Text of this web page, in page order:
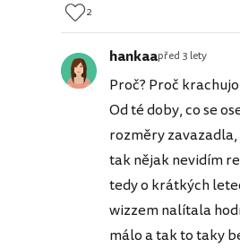
2
hankaapřed 3 lety
Proč? Proč
Od té doby, co se
rozměry
tak nějak nevidím
tedy o krátkých
wizzem nalítala
málo a tak to taky